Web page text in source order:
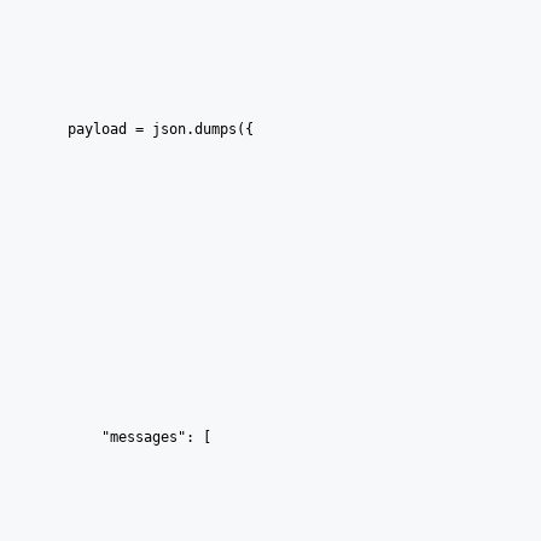
    payload = json.dumps({
        "messages": [